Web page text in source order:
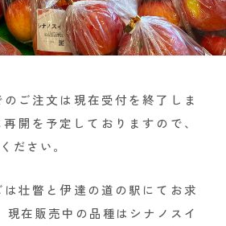
ご注文は現在受付を終了しま
開を予定しておりますので、
ださい。
壮瞥と伊達の道の駅にてお求
現在販売中の品種は シナノスイ